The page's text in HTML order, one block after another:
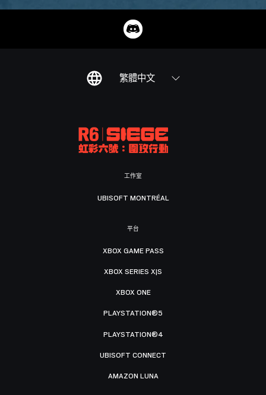
繁體中文
工作室
UBISOFT MONTRÉAL
平台
XBOX GAME PASS
XBOX SERIES X|S
XBOX ONE
PLAYSTATION®5
PLAYSTATION®4
UBISOFT CONNECT
AMAZON LUNA